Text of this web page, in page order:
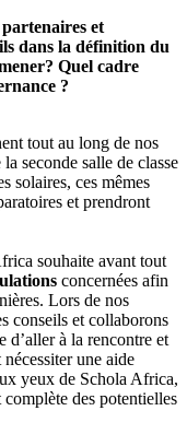
et
dans la définition du
Quel cadre
?
tout au long de nos
seconde salle de classe
solaires, ces mêmes
et prendront
souhaite avant tout
concernées afin
Lors de nos
conseils et collaborons
d’aller à la rencontre et
une aide
yeux de Schola Africa,
des potentielles